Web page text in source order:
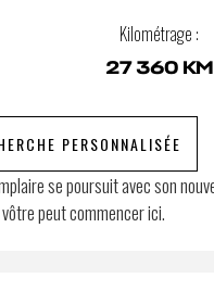
Kilométrage :
27 360 KM
PERSONNALISÉE
se poursuit avec son
peut commencer ici.